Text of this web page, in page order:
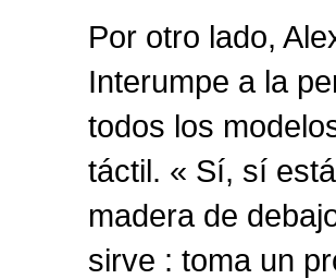
Por otro lado,
Interumpe a la
todos los
táctil. « Sí, sí
madera de
sirve : toma un